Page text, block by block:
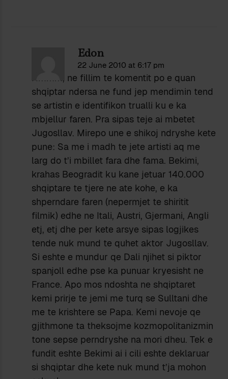
Edon
22 June 2010 at 6:17 pm
Hmmm, ne fillim te komentit po e quan
shqiptar ndersa ne fund jep mendimin tend
se artistin e identifikon trualli ku e ka
mbjellur faren. Pra sipas teje ai mbetet
Jugosllav. Mirepo une e shikoj ndryshe kete
pune: Sa me i madh te jete artisti aq me
larg do t’i mbillet fara dhe fama. Bekimi,
krahas Beogradit ku kane jetuar 140.000
shqiptare te tjere ne ate kohe, e ka
shperndare faren (nepermjet te shiritit
filmik) edhe ne Itali, Austri, Gjermani, Angli
etj, etj dhe per kete arsye sipas logjikes
tende nuk mund te quhet aktor Jugosllav.
Si eshte e mundur qe Dali njihet si piktor
spanjoll edhe pse ka punuar kryesisht ne
France. Apo mos ndoshta ne shqiptaret
kemi prirje te jemi me turq se Sulltani dhe
me te krishtere se Papa. Kemi nevoje qe
gjithmone ta theksojme kozmopolitanizmin
tone sepse perndryshe na mori dheu. Tek e
fundit eshte Bekimi ai i cili eshte deklaruar
si shqiptar dhe kete nuk mund t’ja mohon